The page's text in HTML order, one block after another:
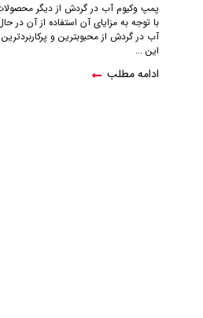
پمپ وکیوم آب در گردش از دیگر
با توجه به مزایای آن استفاده از آن
آب در گردش از محبوبترین و
این ...
ادامه مطلب